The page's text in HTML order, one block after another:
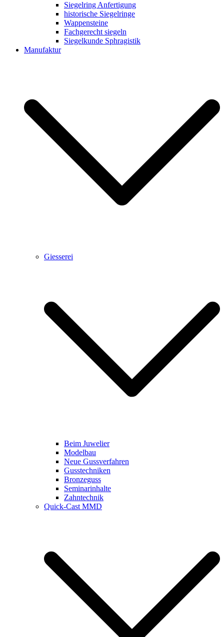
Siegelring Anfertigung
historische Siegelringe
Wappensteine
Fachgerecht siegeln
Siegelkunde Sphragistik
Manufaktur
Giesserei
Beim Juwelier
Modelbau
Neue Gussverfahren
Gusstechniken
Bronzeguss
Seminarinhalte
Zahntechnik
Quick-Cast MMD